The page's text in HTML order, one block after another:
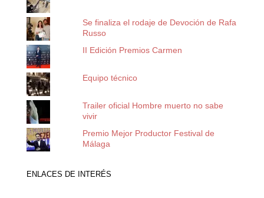
Se finaliza el rodaje de Devoción de Rafa
Russo
II Edición Premios Carmen
Equipo técnico
Trailer oficial Hombre muerto no sabe
vivir
Premio Mejor Productor Festival de
Málaga
ENLACES DE INTERÉS